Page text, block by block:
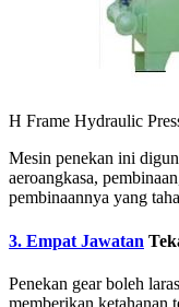
H Frame Hydraulic
Mesin penekan ini
aeroangkasa,
pembinaannya yang
3. Empat Jawatan
Penekan gear boleh
memberikan ketahanan